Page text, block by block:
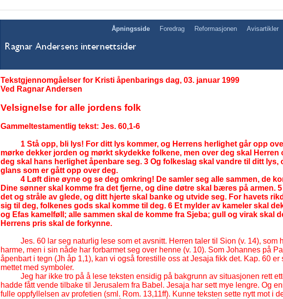
Åpningsside Foredrag Reformasjonen Avisartikler
Tekstgjennomgåelser for Kristi åpenbarings dag, 03. januar 1999
Ved Ragnar Andersen
Velsignelse for alle jordens folk
Gammeltestamentlig tekst: Jes. 60,1-6
1 Stå opp, bli lys! For ditt lys kommer, og Herrens herlighet går opp
mørke dekker jorden og mørkt skydekke folkene, men over deg skal Herren
deg skal hans herlighet åpenbare seg. 3 Og folkeslag skal vandre til ditt lys,
glans som er gått opp over deg.
4 Løft dine øyne og se deg omkring! De samler seg alle sammen, de
Dine sønner skal komme fra det fjerne, og dine døtre skal bæres på armen.
det og stråle av glede, og ditt hjerte skal banke og utvide seg. For havets
sig til deg, folkenes gods skal komme til deg. 6 Et mylder av kameler skal
og Efas kamelføll; alle sammen skal de komme fra Sjeba; gull og virak skal
Herrens pris skal de forkynne.
Jes. 60 lar seg naturlig lese som et avsnitt. Herren taler til Sion (v. 14), som
harme, men i sin nåde har forbarmet seg over henne (v. 10). Som Johannes på
åpenbart i tegn (Jh åp 1,1), kan vi også forestille oss at Jesaja fikk det. Kap. 60 er
mettet med symboler.
Jeg har ikke tro på å lese teksten ensidig på bakgrunn av situasjonen rett
hadde fått vende tilbake til Jerusalem fra Babel. Jesaja har sett mye lengre. Og
fulle oppfyllelsen av profetien (sml. Rom. 13,11ff). Kunne teksten sette nytt mot i